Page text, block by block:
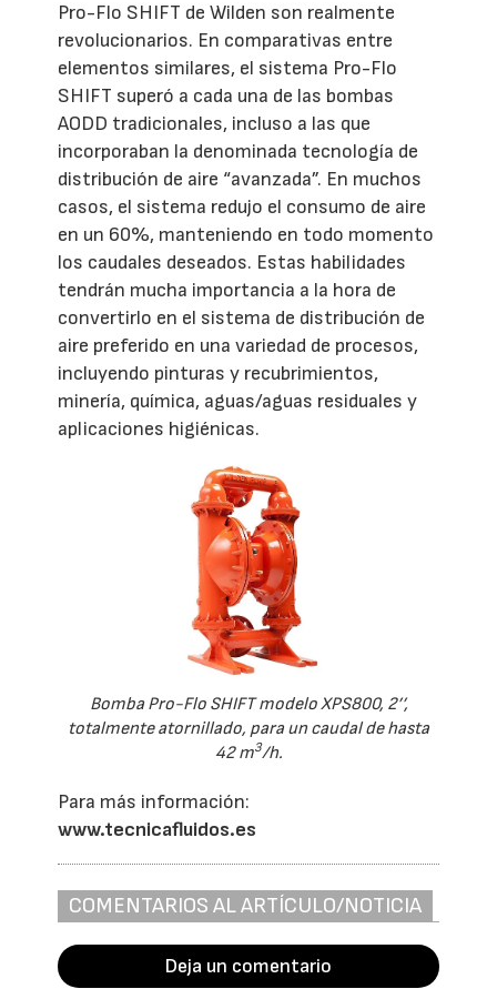
Pro-Flo SHIFT de Wilden son realmente
revolucionarios. En comparativas entre
elementos similares, el sistema Pro-Flo
SHIFT superó a cada una de las bombas
AODD tradicionales, incluso a las que
incorporaban la denominada tecnología de
distribución de aire “avanzada”. En muchos
casos, el sistema redujo el consumo de aire
en un 60%, manteniendo en todo momento
los caudales deseados. Estas habilidades
tendrán mucha importancia a la hora de
convertirlo en el sistema de distribución de
aire preferido en una variedad de procesos,
incluyendo pinturas y recubrimientos,
minería, química, aguas/aguas residuales y
aplicaciones higiénicas.
Bomba Pro-Flo SHIFT modelo XPS800, 2’’,
totalmente atornillado, para un caudal de hasta
42 m3/h.
Para más información:
www.tecnicafluidos.es
COMENTARIOS AL ARTÍCULO/NOTICIA
Deja un comentario